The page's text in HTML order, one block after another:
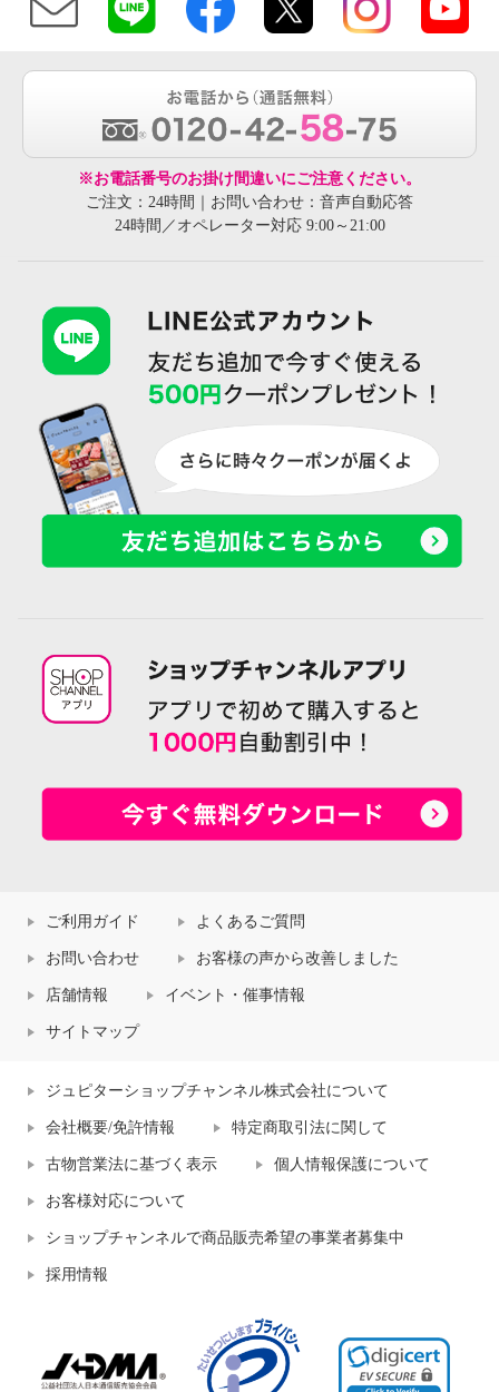
※お電話番号のお掛け間違いにご注意ください。
ご注文：24時間｜お問い合わせ：音声自動応答
24時間／オペレーター対応 9:00～21:00
ご利用ガイド よくあるご質問
お問い合わせ お客様の声から改善しました
店舗情報 イベント・催事情報
サイトマップ
ジュピターショップチャンネル株式会社について
会社概要/免許情報 特定商取引法に関して
古物営業法に基づく表示 個人情報保護について
お客様対応について
ショップチャンネルで商品販売希望の事業者募集中
採用情報